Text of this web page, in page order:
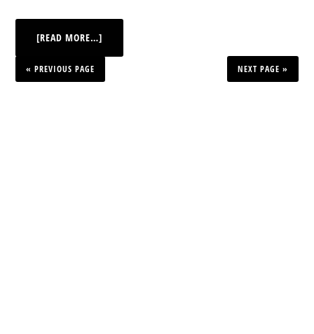
[READ MORE…]
« PREVIOUS PAGE NEXT PAGE »